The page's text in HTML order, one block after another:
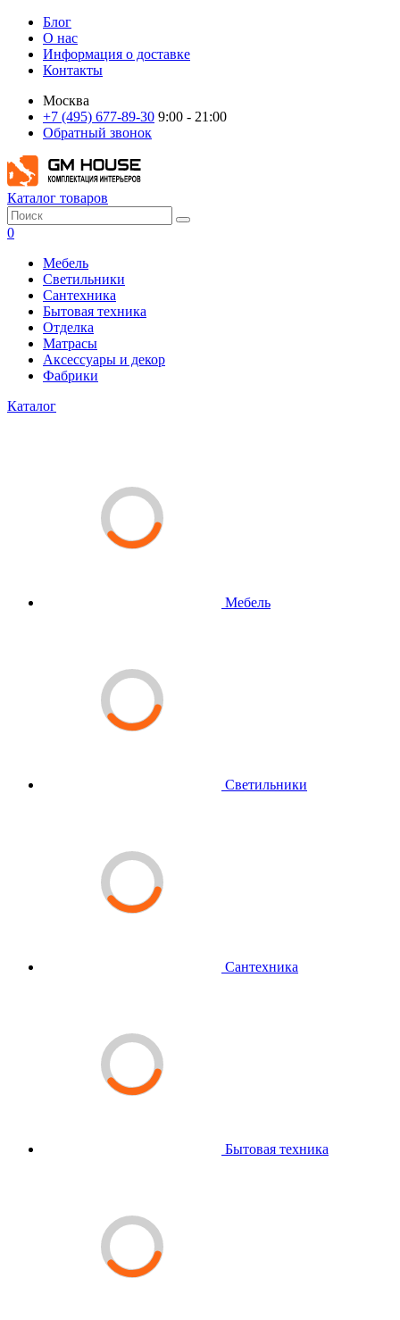
Блог
О нас
Информация о доставке
Контакты
Москва
+7 (495) 677-89-30 9:00 - 21:00
Обратный звонок
Каталог товаров
0
Мебель
Светильники
Сантехника
Бытовая техника
Отделка
Матрасы
Аксессуары и декор
Фабрики
Каталог
Мебель
Светильники
Сантехника
Бытовая техника